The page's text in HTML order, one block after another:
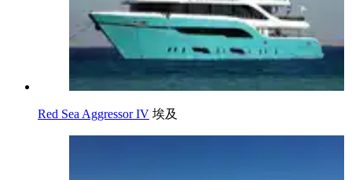
Red Sea Aggressor IV 埃及